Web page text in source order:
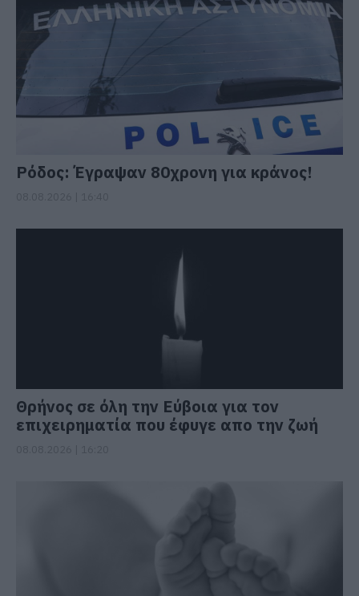
Ρόδος: Έγραψαν 80χρονη για κράνος!
Θρήνος σε όλη την Εύβοια για τον
επιχειρηματία που έφυγε απο την ζωή